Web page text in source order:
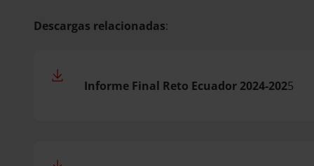
Descargas relacionadas:
Informe Final Reto Ecuador 2024-2025